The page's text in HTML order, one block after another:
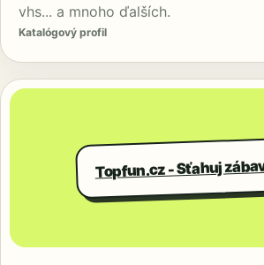
vhs... a mnoho ďalších.
Katalógový profil
Topfun.cz - Sťahuj